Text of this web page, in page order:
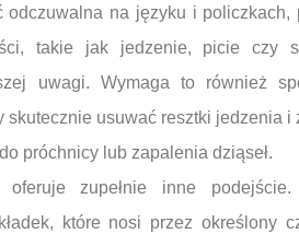
odczuwalna na języku i
takie jak jedzenie, picie czy
uwagi. Wymaga to również
skutecznie usuwać resztki jedzenia
próchnicy lub zapalenia dziąseł.
zupełnie inne podejście.
które nosi przez